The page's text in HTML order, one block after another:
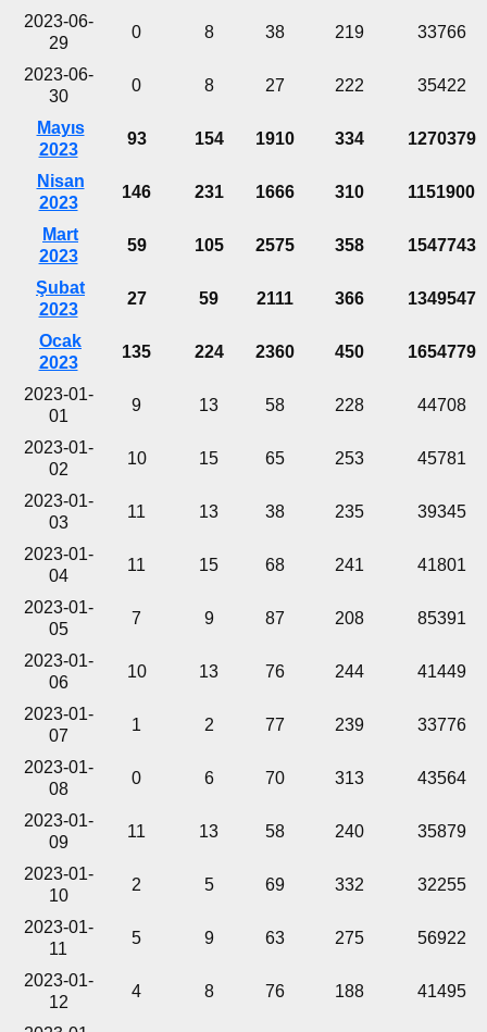
2023-06-
29
0 8 38 219 33766
2023-06-
30
0 8 27 222 35422
Mayıs
2023
93 154 1910 334 1270379
Nisan
2023
146 231 1666 310 1151900
Mart
2023
59 105 2575 358 1547743
Şubat
2023
27 59 2111 366 1349547
Ocak
2023
135 224 2360 450 1654779
2023-01-
01
9 13 58 228 44708
2023-01-
02
10 15 65 253 45781
2023-01-
03
11 13 38 235 39345
2023-01-
04
11 15 68 241 41801
2023-01-
05
7 9 87 208 85391
2023-01-
06
10 13 76 244 41449
2023-01-
07
1 2 77 239 33776
2023-01-
08
0 6 70 313 43564
2023-01-
09
11 13 58 240 35879
2023-01-
10
2 5 69 332 32255
2023-01-
11
5 9 63 275 56922
2023-01-
12
4 8 76 188 41495